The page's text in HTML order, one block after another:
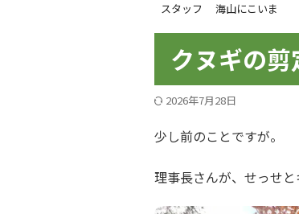
スタッフ
海山にこいま
クヌギの剪
2026年7月28日
少し前のことですが。
理事長さんが、せっせ